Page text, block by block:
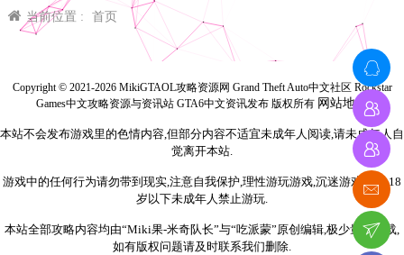
当前位置 : 首页
Copyright © 2021-2026 MikiGTAOL攻略资源网 Grand Theft Auto中文社区 Rockstar
Games中文攻略资源与资讯站 GTA6中文资讯发布 版权所有 网站地图
本站不会发布游戏里的色情内容,但部分内容不适宜未成年人阅读,请未成年人自
觉离开本站.
游戏中的任何行为请勿带到现实,注意自我保护,理性游玩游戏,沉迷游戏伤身,18
岁以下未成年人禁止游玩.
本站全部攻略内容均由“Miki果-米奇队长”与“吃派蒙”原创编辑,极少量为转载,
如有版权问题请及时联系我们删除.